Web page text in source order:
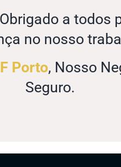
a todos
no nosso
Porto, Nosso
Seguro.